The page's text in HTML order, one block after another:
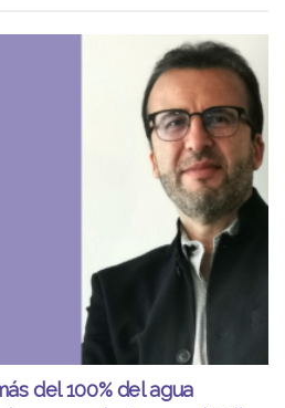
del 100% del agua